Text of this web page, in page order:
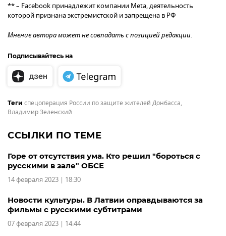
** – Facebook принадлежит компании Meta, деятельность
которой признана экстремистской и запрещена в РФ
Мнение автора может не совпадать с позицией редакции.
Подписывайтесь на
Теги спецоперация России по защите жителей Донбасса,
Владимир Зеленский
ССЫЛКИ ПО ТЕМЕ
Горе от отсутствия ума. Кто решил "бороться с
русскими в зале" ОБСЕ
14 февраля 2023 | 18:30
Новости культуры. В Латвии оправдываются за
фильмы с русскими субтитрами
07 февраля 2023 | 14:44